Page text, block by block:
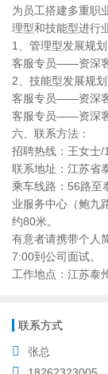
为员工搭建多重职
理型和技能型进行
1、管理型发展规划
客服专员——资深
2、技能型发展规划
客服专员——资深
客服专员——资深
六、联系方法：
招聘热线：王女士
联系地址：江苏省
乘车线路：56路至
业服务中心（鲍九
约80米。
有意者请携带个人
7:00到公司面试。
工作地点：江苏泰
联系方式
张总